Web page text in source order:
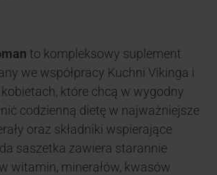
to kompleksowy suplement
we współpracy Kuchni Vikinga i
które chcą w wygodny
codzienną dietę w najważniejsze
oraz składniki wspierające
saszetka zawiera starannie
witamin, minerałów, kwasów